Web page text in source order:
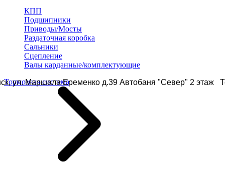
ул. Маршала Еременко д.39 Автобаня "Север" 2 этаж
КПП
Подшипники
Приводы/Мосты
Раздаточная коробка
Сальники
Сцепление
Валы карданные/комплектующие
Тормозная система